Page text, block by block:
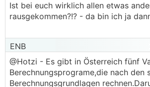
Ist bei euch wirklich allen etwas
rausgekommen?!? - da bin ich ja
ENB
@Hotzi - Es gibt in Österreich fünf
Berechnungsprograme,die nach den
Berechnungsgrundlagen